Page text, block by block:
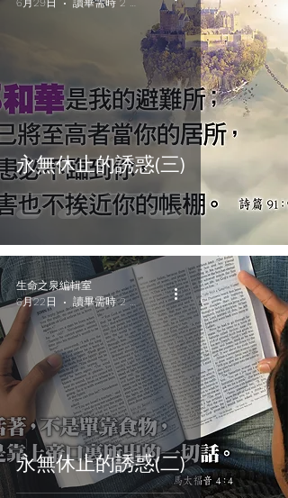
永無休止的誘惑(三)
6月29日
讀畢需時 2 分鐘
永無休止的誘惑(二)
生命之泉編輯室
6月22日
讀畢需時 2 分鐘